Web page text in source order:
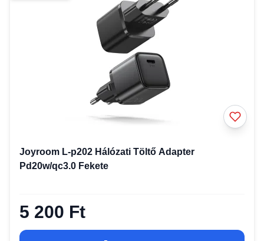
Joyroom L-p202 Hálózati Töltő Adapter
Pd20w/qc3.0 Fekete
5 200 Ft